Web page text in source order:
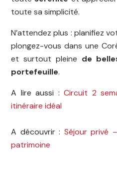
toute sa simplicité.
N’attendez plus : planifiez
plongez-vous dans une
et surtout pleine de
portefeuille.
A lire aussi :Circuit 2
itinéraire idéal
A découvrir : Séjour privé
patrimoine